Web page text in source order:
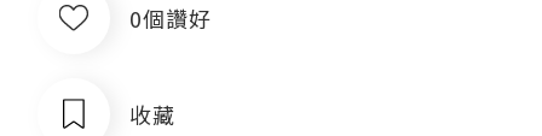
0個讚好
收藏